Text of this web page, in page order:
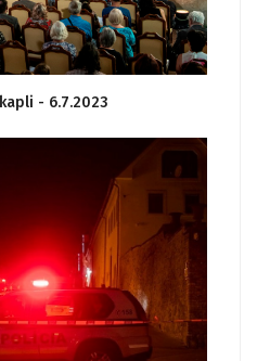
- 6.7.2023